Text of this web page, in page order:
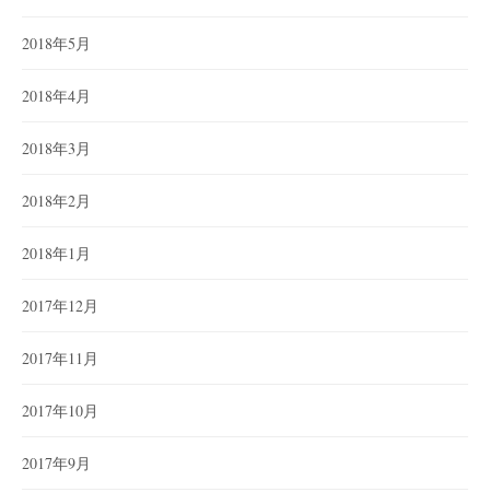
2018年5月
2018年4月
2018年3月
2018年2月
2018年1月
2017年12月
2017年11月
2017年10月
2017年9月